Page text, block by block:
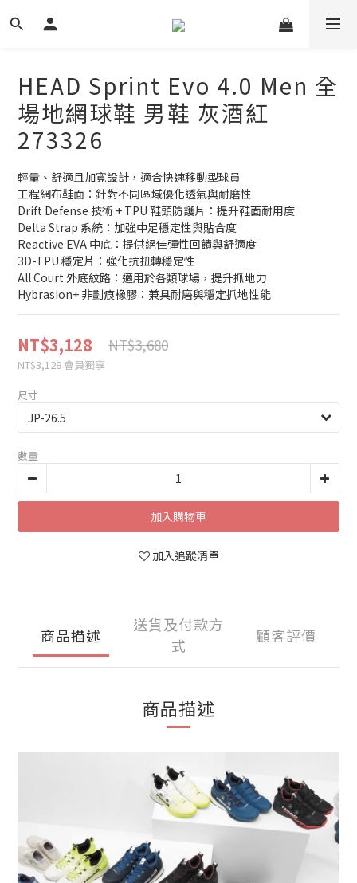
HEAD Sprint Evo 4.0 Men 全
場地網球鞋 男鞋 灰酒紅
273326
輕量、舒適且加寬設計，適合快速移動型球員
工程網布鞋面：針對不同區域優化透氣與耐磨性
Drift Defense 技術 + TPU 鞋頭防護片：提升鞋面耐用度
Delta Strap 系統：加強中足穩定性與貼合度
Reactive EVA 中底：提供絕佳彈性回饋與舒適度
3D-TPU 穩定片：強化抗扭轉穩定性
All Court 外底紋路：適用於各類球場，提升抓地力
Hybrasion+ 非劃痕橡膠：兼具耐磨與穩定抓地性能
NT$3,128 NT$3,680
NT$3,128 會員獨享
尺寸
數量
加入購物車
加入追蹤清單
商品描述
送貨及付款方
式
顧客評價
商品描述